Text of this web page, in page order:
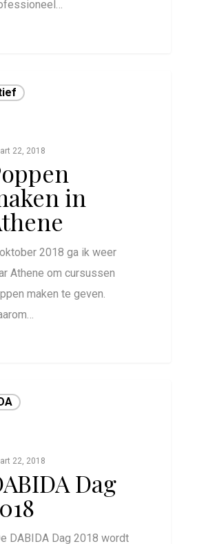
22, 2018
in
2018 ga ik weer
Athene om cursussen
maken te geven.
22, 2018
Dag
DABIDA Dag 2018 wordt